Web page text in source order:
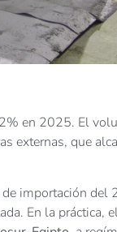
en 2025. El
externas, que
importación
En la práctica,